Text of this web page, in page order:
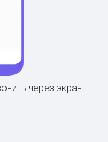
через экран